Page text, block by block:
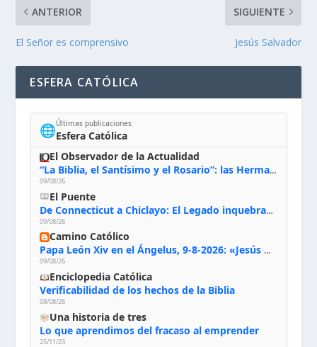
ANTERIOR
El Señor es comprensivo
SIGUIENTE
Jesús Salvador
ESFERA CATÓLICA
🌐Últimas publicaciones
Esfera Católica
El Observador de la Actualidad
“La Biblia, el Santísimo y el Rosario”: las Hermanas de Belén, evacuadas por el incendio de Huelva, España
09/08/26
El Puente
De Connecticut a Chiclayo: El Legado inquebrantable de Monseñor Juan Tomis Stack
09/08/26
Camino Católico
Papa León Xiv en el Ángelus, 9-8-2026: «Jesús no nos abandona y si lo acogemos con humildad con la oración, los sacramentos y la escucha de su Palabra, en Él encontraremos paz, luz y fuerza para nuestro camino»
09/08/26
Enciclopedia Católica
Verificabilidad de los hechos de la Biblia
08/08/26
Una historia de tres
Lo que aprendimos del fracaso al emprender
25/11/23